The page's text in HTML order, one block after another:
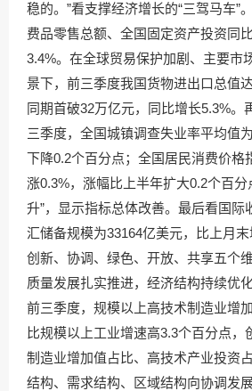
稳的。”看支撑经济增长的“三驾马车”
费品零售总额、全国固定资产投资同
3.4%。在全球贸易保护加剧、主要市
景下，前三季度我国货物进出口总值
同期首破32万亿元，同比增长5.3%。
三季度，全国城镇调查失业率平均值
下降0.2个百分点；全国居民消费价格
涨0.3%，涨幅比上半年扩大0.2个百分
升”，显示指标总体改善。最后看国际
汇储备规模为33164亿美元，比上月
创新、协调、绿色、开放、共享五个
质量发展扎实推进，经济结构持续优
前三季度，规模以上高技术制造业增
比规模以上工业增速高3.3个百分点，
制造业增加值占比、高技术产业投资
结构、需求结构、区域结构向协调发